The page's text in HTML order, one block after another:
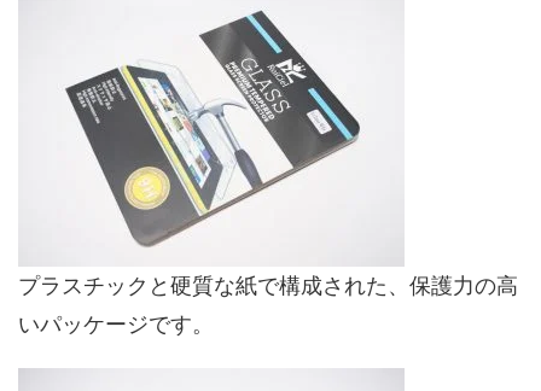
プラスチックと硬質な紙で構成された、保護力の高
いパッケージです。